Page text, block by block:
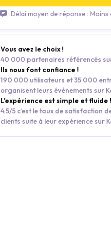
Délai moyen de réponse : Moins
Vous avez le choix !
40 000 partenaires référencés
Ils nous font confiance !
190 000 utilisateurs et 35 000
organisent leurs événements sur
L'expérience est simple et fluide !
4.5/5 c’est le taux de satisfaction
clients suite à leur expérience sur